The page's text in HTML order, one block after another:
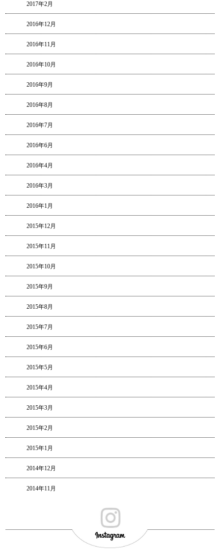
2017年2月
2016年12月
2016年11月
2016年10月
2016年9月
2016年8月
2016年7月
2016年6月
2016年4月
2016年3月
2016年1月
2015年12月
2015年11月
2015年10月
2015年9月
2015年8月
2015年7月
2015年6月
2015年5月
2015年4月
2015年3月
2015年2月
2015年1月
2014年12月
2014年11月